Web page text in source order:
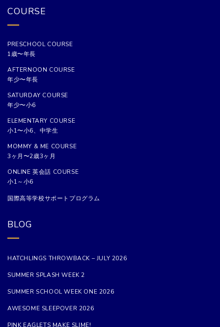
COURSE
PRESCHOOL COURSE
1歳〜年長
AFTERNOON COURSE
年少〜年長
SATURDAY COURSE
年少〜小6
ELEMENTARY COURSE
小1〜小6、中学生
MOMMY & ME COURSE
3ヶ月〜2歳3ヶ月
ONLINE 英会話 COURSE
小1～小6
国際高等学校サポートプログラム
BLOG
HATCHLINGS THROWBACK – JULY 2026
SUMMER SPLASH WEEK 2
SUMMER SCHOOL WEEK ONE 2026
AWESOME SLEEPOVER 2026
PINK EAGLETS MAKE SLIME!